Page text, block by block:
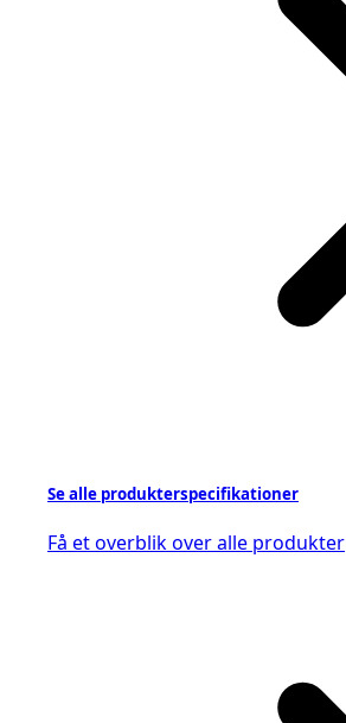
Se alle produkterspecifikationer
Få et overblik over alle produkter